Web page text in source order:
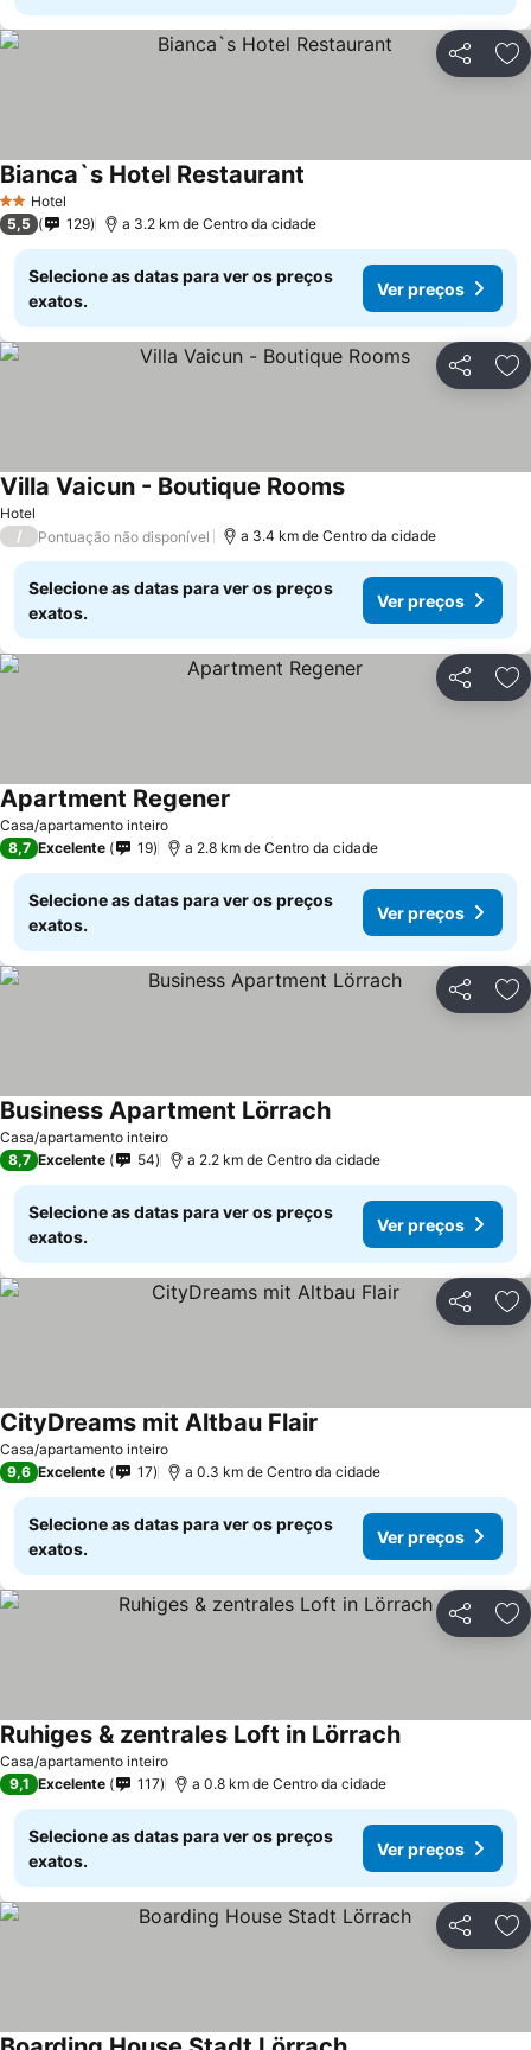
Partilhar
2 Estrelas
Hotel
Bianca`s Hotel Restaurant
5,5 129 a 3.2 km de Centro da cidade
Selecione as datas para ver os preços
exatos.
Ver preços
Partilhar
Hotel
Villa Vaicun - Boutique Rooms
/ Pontuação não disponível a 3.4 km de Centro da cidade
Selecione as datas para ver os preços
exatos.
Ver preços
Partilhar
Casa/apartamento inteiro
Apartment Regener
8,7 Excelente 19 a 2.8 km de Centro da cidade
Selecione as datas para ver os preços
exatos.
Ver preços
Partilhar
Casa/apartamento inteiro
Business Apartment Lörrach
8,7 Excelente 54 a 2.2 km de Centro da cidade
Selecione as datas para ver os preços
exatos.
Ver preços
Partilhar
Casa/apartamento inteiro
CityDreams mit Altbau Flair
9,6 Excelente 17 a 0.3 km de Centro da cidade
Selecione as datas para ver os preços
exatos.
Ver preços
Partilhar
Casa/apartamento inteiro
Ruhiges & zentrales Loft in Lörrach
9,1 Excelente 117 a 0.8 km de Centro da cidade
Selecione as datas para ver os preços
exatos.
Ver preços
Partilhar